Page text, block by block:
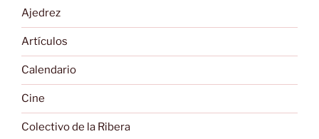
Ajedrez
Artículos
Calendario
Cine
Colectivo de la Ribera